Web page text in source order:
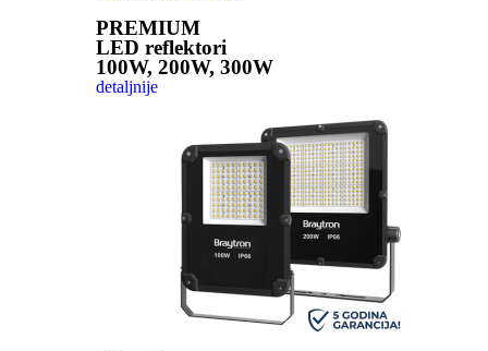
PREMIUM
LED reflektori
100W, 200W, 300W
detaljnije